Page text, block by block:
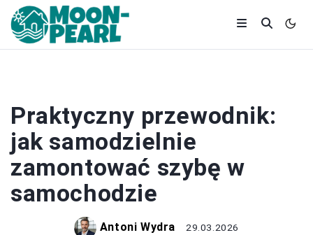
Praktyczny przewodnik:
jak samodzielnie
zamontować szybę w
samochodzie
Antoni Wydra 29.03.2026